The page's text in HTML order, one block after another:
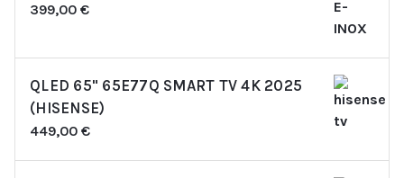
399,00 €
QLED 65" 65E77Q SMART TV 4K 2025
(HISENSE)
449,00 €